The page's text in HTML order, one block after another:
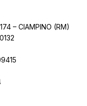
– CIAMPINO (RM)